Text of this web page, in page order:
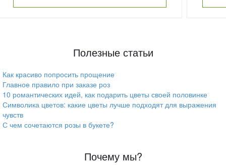
Полезные статьи
Как красиво попросить прощение
Главное правило при заказе роз
10 романтических идей, как подарить цветы своей половинке
Символика цветов: какие цветы лучше подходят для выражения
чувств
С чем сочетаются розы в букете?
Почему мы?